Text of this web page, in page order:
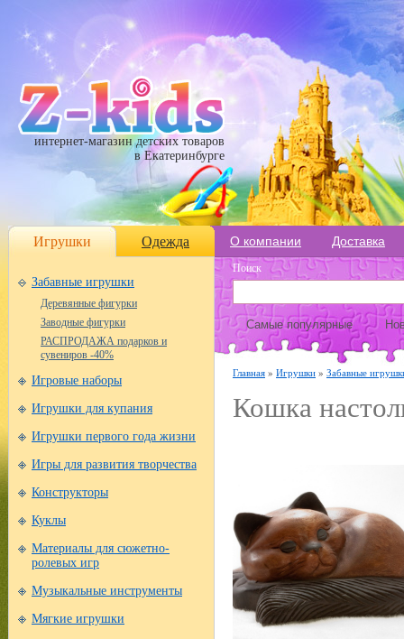
интернет-магазин детских товаров
в Екатеринбурге
Игрушки Одежда О компании Доставка
Забавные игрушки
Деревянные фигурки
Заводные фигурки
РАСПРОДАЖА подарков и
сувениров -40%
Игровые наборы
Игрушки для купания
Игрушки первого года жизни
Игры для развития творчества
Конструкторы
Куклы
Материалы для сюжетно-
ролевых игр
Музыкальные инструменты
Мягкие игрушки
Поиск
Самые популярные
Главная » Игрушки » Забавные
Кошка